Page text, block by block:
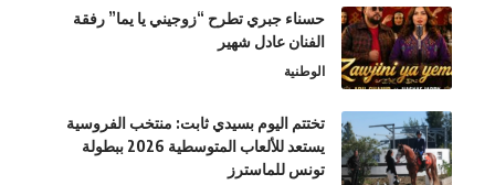
حسناء جبري تطرح “زوجيني يا يما” رفقة
الفنان عادل شهير
الوطنية
تختتم اليوم بسيدي ثابت: منتخب الفروسية
يستعد للألعاب المتوسطية 2026 ببطولة
تونس للماسترز